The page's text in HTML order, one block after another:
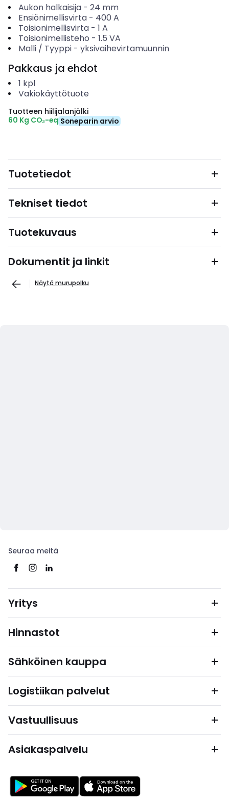
Aukon halkaisija- 24 mm
Ensiönimellisvirta- 400 A
Toisionimellisvirta- 1 A
Toisionimellisteho - 1.5 VA
Malli / Tyyppi- yksivaihevirtamuunnin
Pakkaus ja ehdot
1 kpl
Vakiokäyttötuote
Tuotteen hiilijalanjälki
60 Kg CO₂-eq Soneparin arvio
Tuotetiedot
Tekniset tiedot
Tuotekuvaus
Dokumentit ja linkit
Näytä murupolku
Seuraa meitä
Yritys
Hinnastot
Sähköinen kauppa
Logistiikan palvelut
Vastuullisuus
Asiakaspalvelu